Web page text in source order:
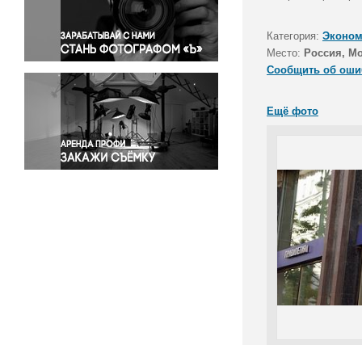
Правосудие
Происшествия и конфликты
Религия
Светская жизнь
Спорт
Экология
Экономика и бизнес
Категория:
Место: Россия,
Сообщить об
Ещё фото